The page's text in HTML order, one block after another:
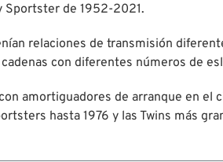
Sportster de 1952-2021.
relaciones de transmisión
con diferentes números de
amortiguadores de arranque en el
hasta 1976 y las Twins más